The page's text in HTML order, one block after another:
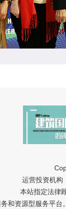
运营投资机构
本站指定法律
和资源型服务平